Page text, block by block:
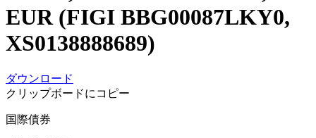
EUR (FIGI BBG00087LKY0,
XS0138888689)
ダウンロード
クリップボードにコピー
国際債券